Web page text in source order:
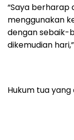
“Saya berharap
menggunakan
dengan sebaik-
dikemudian
Hukum tua